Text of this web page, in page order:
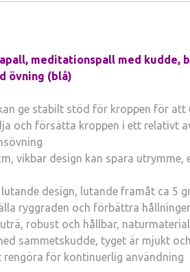
meditationspall med kudde,
övning (blå)
ge stabilt stöd för kroppen för att
och försätta kroppen i ett relativt
vikbar design kan spara utrymme,
design, lutande framåt ca 5
ryggraden och förbättra
robust och hållbar,
sammetskudde, tyget är mjukt
för kontinuerlig användning